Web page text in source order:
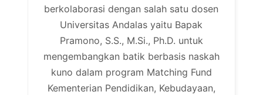
berkolaborasi dengan salah satu dosen
Universitas Andalas yaitu Bapak
Pramono, S.S., M.Si., Ph.D. untuk
mengembangkan batik berbasis naskah
kuno dalam program Matching Fund
Kementerian Pendidikan, Kebudayaan,